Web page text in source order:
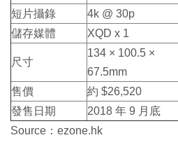
短片攝錄 4k @ 30p
儲存媒體
XQD x 1
尺寸
134 × 100.5 ×
67.5mm
售價 約 $26,520
發售日期
2018 年 9 月底
Source：ezone.hk